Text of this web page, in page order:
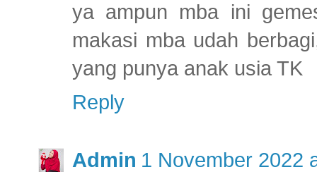
ya ampun mba ini
makasi mba udah
yang punya anak usia TK
Reply
Admin 1 November 2022